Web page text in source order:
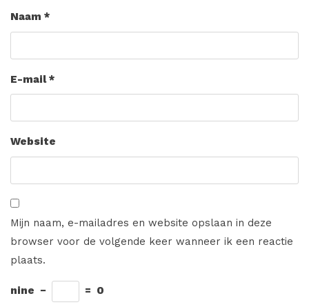
Naam *
E-mail*
Website
Mijn naam, e-mailadres en website opslaan in deze
browser voor de volgende keer wanneer ik een reactie
plaats.
nine − = 0